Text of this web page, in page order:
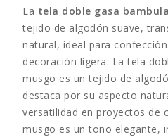
La tela doble gasa
tejido de algodón suave,
natural, ideal para
decoración ligera. La tela
musgo es un tejido de
destaca por su aspecto
versatilidad en proyectos de
musgo es un tono elegante,